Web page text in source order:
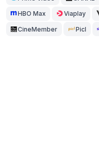
HBO Max Viaplay
CineMember Picl